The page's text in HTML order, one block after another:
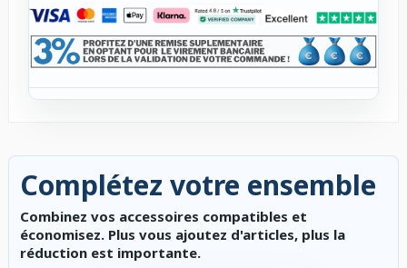
Complétez votre ensemble
Combinez vos accessoires compatibles et
économisez. Plus vous ajoutez d'articles, plus la
réduction est importante.